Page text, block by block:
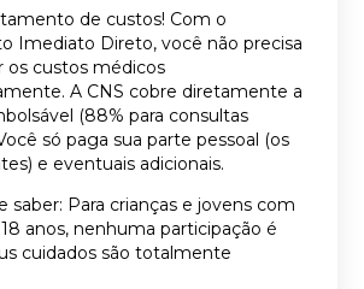
de custos! Com o
Imediato Direto, você não precisa
os custos médicos
A CNS cobre diretamente a
(88% para consultas
só paga sua parte pessoal (os
e eventuais adicionais.
saber: Para crianças e jovens com
anos, nenhuma participação é
cuidados são totalmente